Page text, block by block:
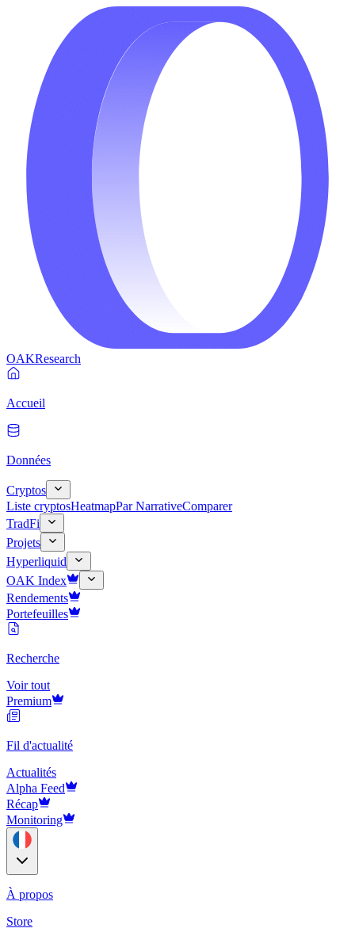
OAKResearch
Accueil
Données
Cryptos
Liste cryptosHeatmapPar NarrativeComparer
TradFi
Projets
Hyperliquid
OAK Index
Rendements
Portefeuilles
Recherche
Voir tout
Premium
Fil d'actualité
Actualités
Alpha Feed
Récap
Monitoring
À propos
Store